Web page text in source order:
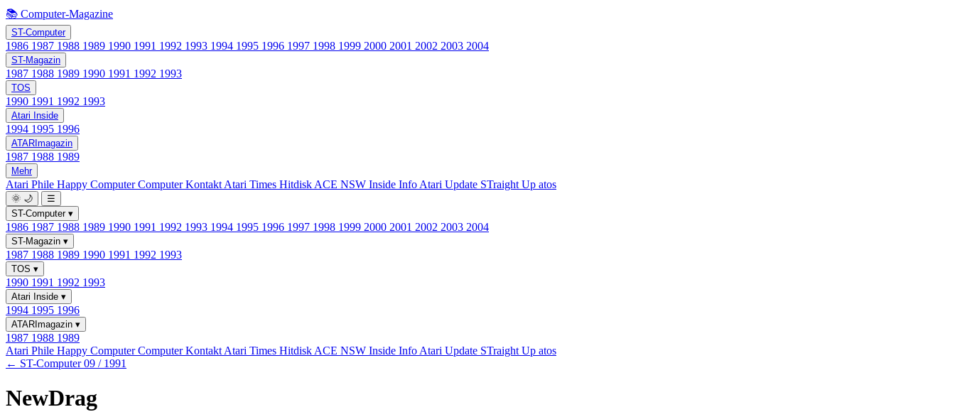
📚 Computer-Magazine
ST-Computer
1986 1987 1988 1989 1990 1991 1992 1993 1994 1995 1996 1997 1998 1999 2000 2001 2002 2003 2004
ST-Magazin
1987 1988 1989 1990 1991 1992 1993
TOS
1990 1991 1992 1993
Atari Inside
1994 1995 1996
ATARImagazin
1987 1988 1989
Mehr
Atari Phile Happy ComputerComputer Kontakt Atari Times Hitdisk ACE NSW Inside Info Atari Update STraight Up atos
🌞 🌙
☰
ST-Computer ▾
1986 1987 1988 1989 1990 1991 1992 1993 1994 1995 1996 1997 1998 1999 2000 2001 2002 2003 2004
ST-Magazin ▾
1987 1988 1989 1990 1991 1992 1993
TOS ▾
1990 1991 1992 1993
Atari Inside ▾
1994 1995 1996
ATARImagazin ▾
1987 1988 1989
Atari Phile Happy ComputerComputer Kontakt Atari Times Hitdisk ACE NSW Inside Info Atari Update STraight Up atos
← ST-Computer 09 / 1991
NewDrag